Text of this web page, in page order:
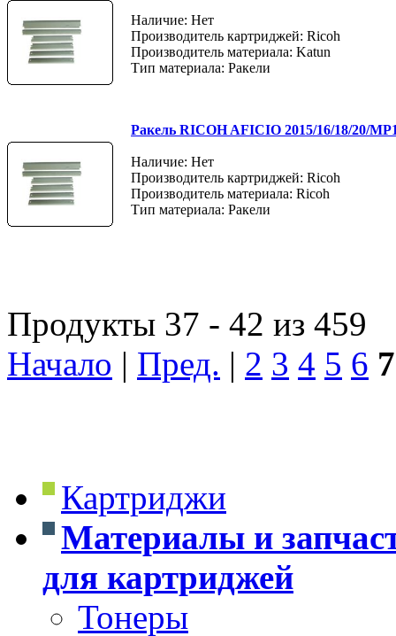
Наличие: Нет
Производитель картриджей: Ricoh
Производитель материала: Katun
Тип материала: Ракели
Ракель RICOH AFICIO 2015/16/18/20/
Наличие: Нет
Производитель картриджей: Ricoh
Производитель материала: Ricoh
Тип материала: Ракели
Продукты 37 - 42 из 459
Начало | Пред. | 2 3 4 5 6 7
Картриджи
Материалы и
для картриджей
Тонеры